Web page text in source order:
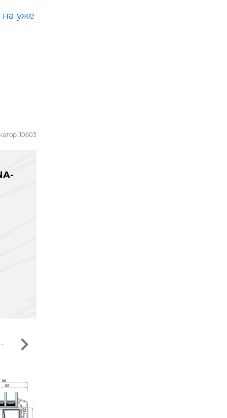
на уже
10603